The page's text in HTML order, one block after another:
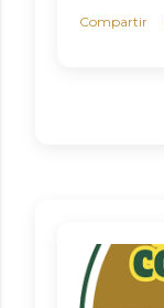
Compartir